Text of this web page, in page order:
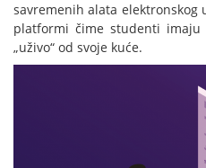
savremenih alata elektronskog
platformi čime studenti
„uživo“ od svoje kuće.